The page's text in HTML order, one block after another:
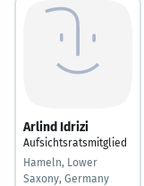
Arlind Idrizi
Aufsichtsratsmitglied
Hameln, Lower
Saxony, Germany